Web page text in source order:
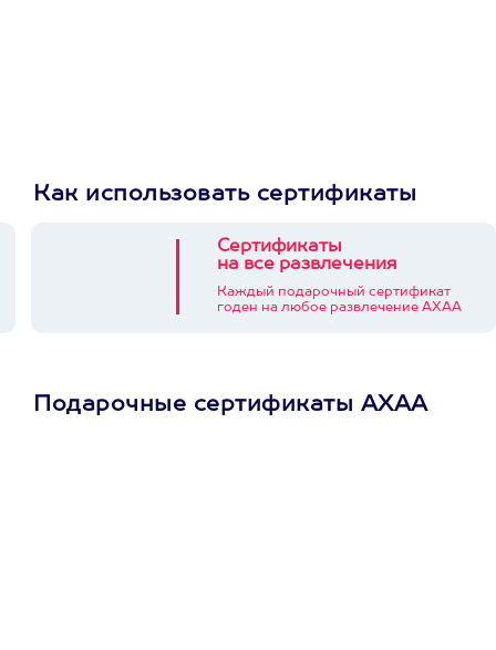
Как использовать сертификаты
Сертификаты
на все развлечения
Каждый подарочный сертификат
годен на любое развлечение АХАА
Подарочные сертификаты АХАА